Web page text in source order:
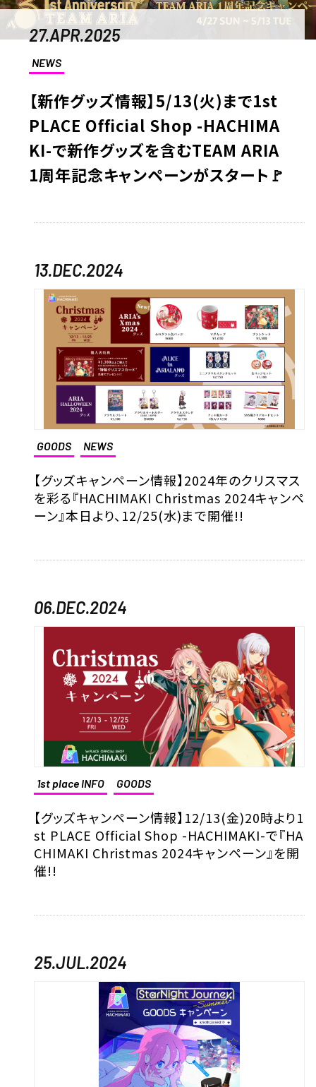
27.APR.2025
NEWS
【新作グッズ情報】5/13(火)まで1st
PLACE Official Shop -HACHIMA
KI-で新作グッズを含むTEAM ARIA
1周年記念キャンペーンがスタート🚩
13.DEC.2024
GOODS NEWS
【グッズキャンペーン情報】2024年のクリスマス
を彩る『HACHIMAKI Christmas 2024キャンペ
ーン』本日より、12/25(水)まで開催!!
06.DEC.2024
1st place INFO GOODS
【グッズキャンペーン情報】12/13(金)20時より1
st PLACE Official Shop -HACHIMAKI-で『HA
CHIMAKI Christmas 2024キャンペーン』を開
催!!
25.JUL.2024